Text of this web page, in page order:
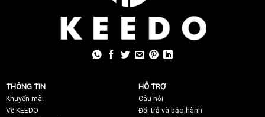
THÔNG TIN
Khuyến mãi
Về KEEDO
HỖ TRỢ
Câu hỏi
Đổi trả và bảo hành